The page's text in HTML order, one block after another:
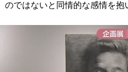
のではないと同情的な感情を抱